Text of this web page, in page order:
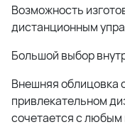
Возможность
дистанционным
Большой выбор
Внешняя облицовка
привлекательном
сочетается с